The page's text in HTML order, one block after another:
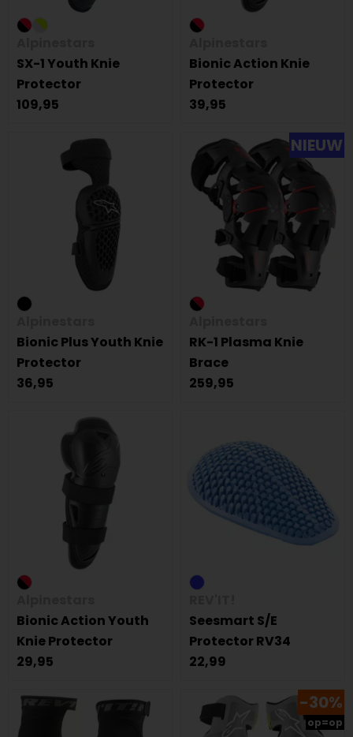
SX-1 Youth Knie
Protector
109,95
Bionic Action Knie
Protector
39,95
Bionic Plus Youth Knie
Protector
36,95
NIEUW
RK-1 Plasma Knie
Brace
259,95
Bionic Action Youth
Knie Protector
29,95
Seesmart S/E
Protector RV34
22,99
-30%
op=op